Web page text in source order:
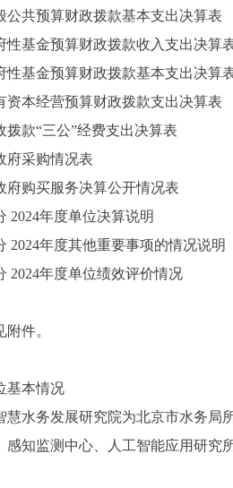
共预算财政拨款基本支出决算表
基金预算财政拨款收入支出决算
基金预算财政拨款基本支出决算
本经营预算财政拨款支出决算表
款“三公”经费支出决算表
采购情况表
购买服务决算公开情况表
年度单位决算说明
年度其他重要事项的情况说明
年度单位绩效评价情况
件。
本情况
务发展研究院为北京市水务局所
感知监测中心、人工智能应用研究